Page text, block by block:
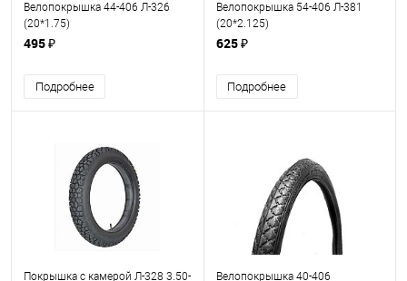
Велопокрышка 44-406 Л-326
(20*1.75)
495 ₽
Подробнее
Велопокрышка 54-406 Л-381
(20*2.125)
625 ₽
Подробнее
Покрышка с камерой Л-328 3.50- Велопокрышка 40-406